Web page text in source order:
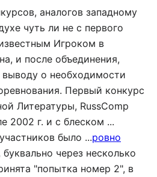
аналогов западному
чуть ли не с первого
Игроком в
и после объединения,
о необходимости
Первый конкурс
Литературы, RussComp
2002 г. и с блеском ...
было ...ровно
через несколько
"попытка номер 2", в